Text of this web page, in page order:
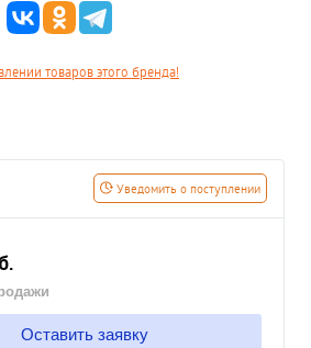
товаров этого бренда!
Уведомить о поступлении
Оставить заявку